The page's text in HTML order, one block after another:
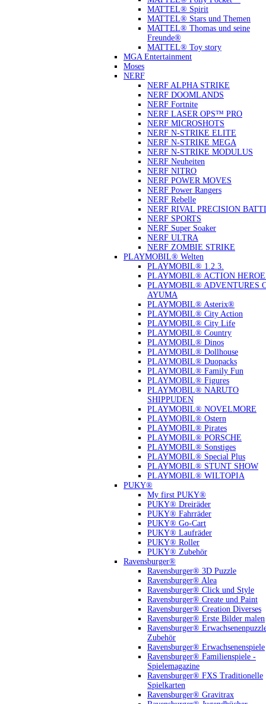
MATTEL® Spirit
MATTEL® Stars und Themen
MATTEL® Thomas und seine
Freunde®
MATTEL® Toy story
MGA Entertainment
Moses
NERF
NERF ALPHA STRIKE
NERF DOOMLANDS
NERF Fortnite
NERF LASER OPS™ PRO
NERF MICROSHOTS
NERF N-STRIKE ELITE
NERF N-STRIKE MEGA
NERF N-STRIKE MODULUS
NERF Neuheiten
NERF NITRO
NERF POWER MOVES
NERF Power Rangers
NERF Rebelle
NERF RIVAL PRECISION
NERF SPORTS
NERF Super Soaker
NERF ULTRA
NERF ZOMBIE STRIKE
PLAYMOBIL® Welten
PLAYMOBIL® 1.2.3.
PLAYMOBIL® ACTION
PLAYMOBIL® ADVENTURES
AYUMA
PLAYMOBIL® Asterix®
PLAYMOBIL® City Action
PLAYMOBIL® City Life
PLAYMOBIL® Country
PLAYMOBIL® Dinos
PLAYMOBIL® Dollhouse
PLAYMOBIL® Duopacks
PLAYMOBIL® Family Fun
PLAYMOBIL® Figures
PLAYMOBIL® NARUTO
SHIPPUDEN
PLAYMOBIL® NOVELMORE
PLAYMOBIL® Ostern
PLAYMOBIL® Pirates
PLAYMOBIL® PORSCHE
PLAYMOBIL® Sonstiges
PLAYMOBIL® Special Plus
PLAYMOBIL® STUNT SHOW
PLAYMOBIL® WILTOPIA
PUKY®
My first PUKY®
PUKY® Dreiräder
PUKY® Fahrräder
PUKY® Go-Cart
PUKY® Laufräder
PUKY® Roller
PUKY® Zubehör
Ravensburger®
Ravensburger® 3D Puzzle
Ravensburger® Alea
Ravensburger® Click und Style
Ravensburger® Create und Paint
Ravensburger® Creation Diverses
Ravensburger® Erste Bilder malen
Ravensburger®
Zubehör
Ravensburger® Erwachsenenspiele
Ravensburger® Familienspiele -
Spielemagazine
Ravensburger® FXS Traditionelle
Spielkarten
Ravensburger® Gravitrax